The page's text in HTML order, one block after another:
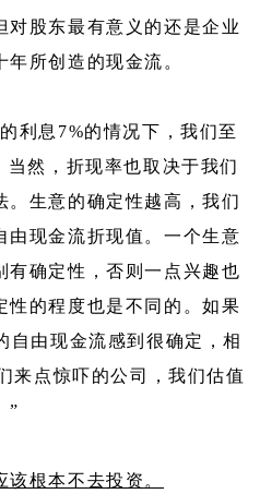
对股东最有意义的还是企业
所创造的现金流。
利息7%的情况下，我们至
然，折现率也取决于我们
。生意的确定性越高，我们
由现金流折现值。一个生意
有确定性，否则一点兴趣也
性的程度也是不同的。如果
自由现金流感到很确定，相
来点惊吓的公司，我们估值
”
根本不去投资。